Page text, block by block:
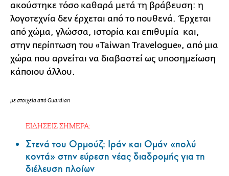
ακούστηκε τόσο καθαρά μετά τη βράβευση: η
λογοτεχνία δεν έρχεται από το πουθενά. Έρχεται
από χώμα, γλώσσα, ιστορία και επιθυμία και,
στην περίπτωση του «Taiwan Travelogue», από μια
χώρα που αρνείται να διαβαστεί ως υποσημείωση
κάποιου άλλου.
με στοιχεία από Guardian
ΕΙΔΗΣΕΙΣ ΣΗΜΕΡΑ:
Στενά του Ορμούζ: Ιράν και Ομάν «πολύ
κοντά» στην εύρεση νέας διαδρομής για τη
διέλευση πλοίων